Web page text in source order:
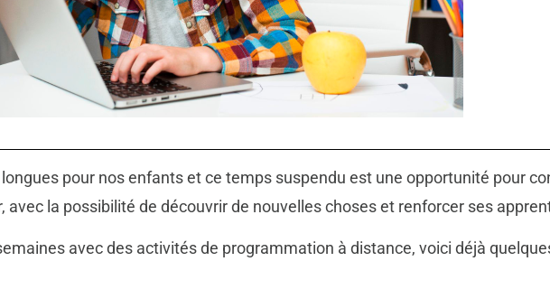
pour nos enfants et ce temps suspendu est une opportunité pour
avec la possibilité de découvrir de nouvelles choses et renforcer ses
avec des activités de programmation à distance, voici déjà